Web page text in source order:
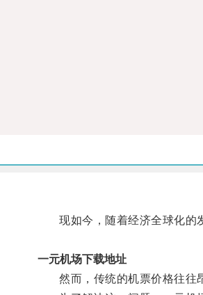
现如今，随着经济全球化的发
一元机场下载地址
然而，传统的机票价格往往昂